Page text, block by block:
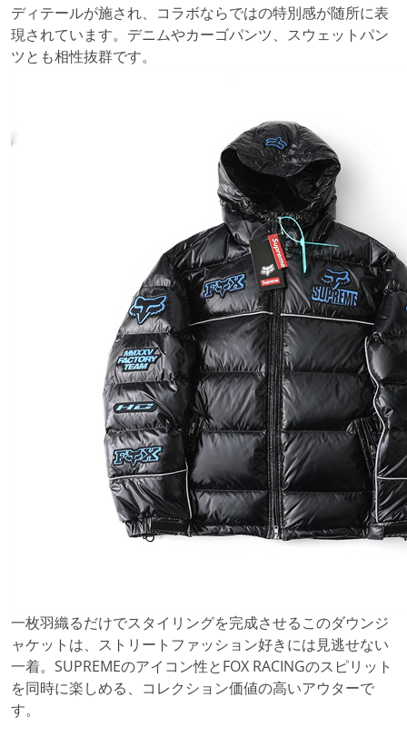
ディテールが施され、コラボならではの特別感が随所に表
現されています。デニムやカーゴパンツ、スウェットパン
ツとも相性抜群です。
一枚羽織るだけでスタイリングを完成させるこのダウンジ
ャケットは、ストリートファッション好きには見逃せない
一着。SUPREMEのアイコン性とFOX RACINGのスピリット
を同時に楽しめる、コレクション価値の高いアウターで
す。